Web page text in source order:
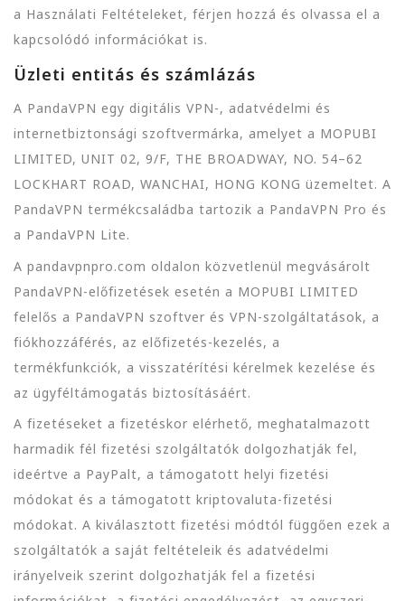
a Használati Feltételeket, férjen hozzá és olvassa el a
kapcsolódó információkat is.
Üzleti entitás és számlázás
A PandaVPN egy digitális VPN-, adatvédelmi és
internetbiztonsági szoftvermárka, amelyet a MOPUBI
LIMITED, UNIT 02, 9/F, THE BROADWAY, NO. 54–62
LOCKHART ROAD, WANCHAI, HONG KONG üzemeltet. A
PandaVPN termékcsaládba tartozik a PandaVPN Pro és
a PandaVPN Lite.
A pandavpnpro.com oldalon közvetlenül megvásárolt
PandaVPN-előfizetések esetén a MOPUBI LIMITED
felelős a PandaVPN szoftver és VPN-szolgáltatások, a
fiókhozzáférés, az előfizetés-kezelés, a
termékfunkciók, a visszatérítési kérelmek kezelése és
az ügyféltámogatás biztosításáért.
A fizetéseket a fizetéskor elérhető, meghatalmazott
harmadik fél fizetési szolgáltatók dolgozhatják fel,
ideértve a PayPalt, a támogatott helyi fizetési
módokat és a támogatott kriptovaluta-fizetési
módokat. A kiválasztott fizetési módtól függően ezek a
szolgáltatók a saját feltételeik és adatvédelmi
irányelveik szerint dolgozhatják fel a fizetési